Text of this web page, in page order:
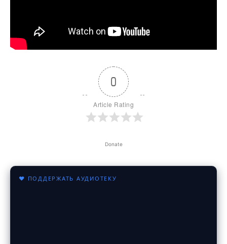
0
Article Rating
Donate
♥ ПОДДЕРЖАТЬ АУДИОТЕКУ